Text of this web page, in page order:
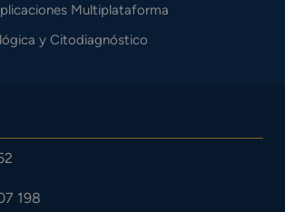
Multiplataforma
y Citodiagnóstico
198